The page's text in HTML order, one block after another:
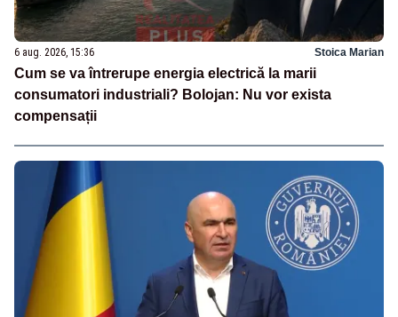
6 aug. 2026, 15:36 Stoica Marian
Cum se va întrerupe energia electrică la marii
consumatori industriali? Bolojan: Nu vor exista
compensații